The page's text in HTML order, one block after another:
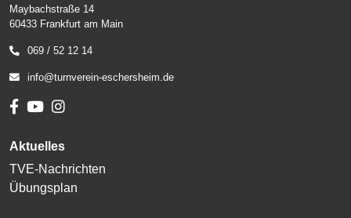
Maybachstraße 14
60433 Frankfurt am Main
069 / 52 12 14
info@turnverein-eschersheim.de
Aktuelles
TVE-Nachrichten
Übungsplan